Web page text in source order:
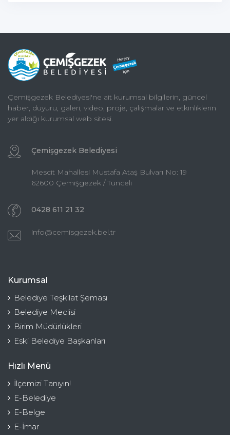
Çemişgezek Belediyesi'ne ait kurumsal bilgilerin, güncel
haber, duyuru, galeri, video, proje, çalışmalar ve etkinliklerin
yer aldığı kurumsal web sitesi.
Çemişgezek Belediyesi
Mescit Mahallesi Mustafa Ataş Bulvarı No: 19
62600 Çemişgezek / Tunceli
0428 611 21 32
info@cemisgezek.bel.tr
Kurumsal
Belediye Teşkilat Şeması
Belediye Meclisi
Birim Müdürlükleri
Eski Belediye Başkanları
Hızlı Menü
İlçemizi Tanıyın!
E-Belediye
E-Belge
E-İmar